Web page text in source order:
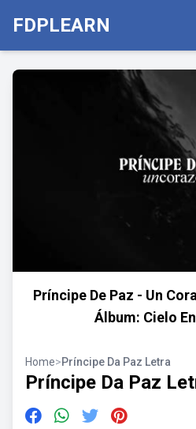
FDPLEARN
Príncipe De Paz - Un
Álbum: Cielo
Home>Príncipe Da Paz Letra
Príncipe Da Paz